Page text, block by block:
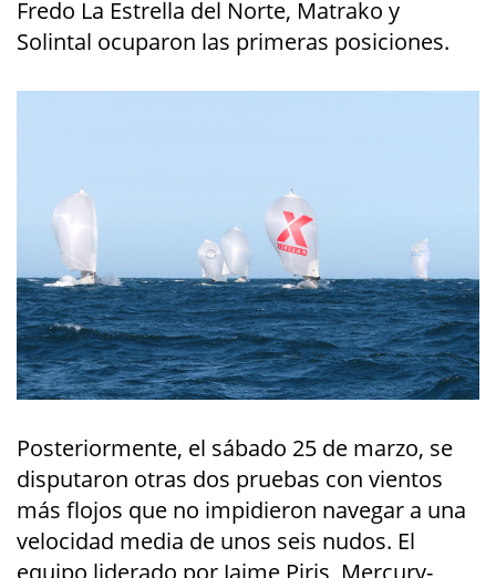
Fredo La Estrella del Norte, Matrako y
Solintal ocuparon las primeras posiciones.
Posteriormente, el sábado 25 de marzo, se
disputaron otras dos pruebas con vientos
más flojos que no impidieron navegar a una
velocidad media de unos seis nudos. El